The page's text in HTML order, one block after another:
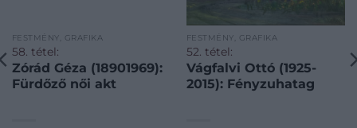
FESTMÉNY, GRAFIKA
58. tétel:
Zórád Géza (18901969):
Fürdőző női akt
FESTMÉNY, GRAFIKA
52. tétel:
Vágfalvi Ottó (1925-
2015): Fényzuhatag